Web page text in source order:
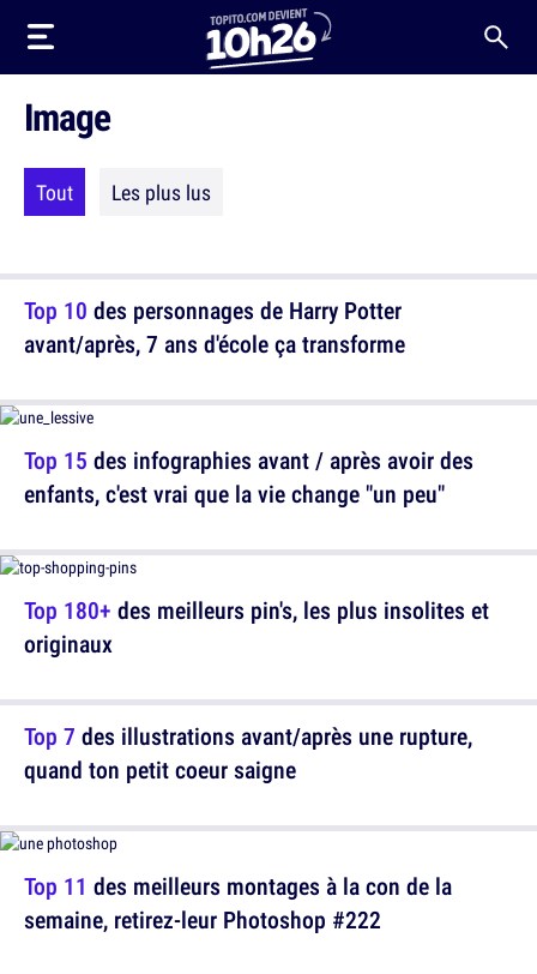
Image
Tout Les plus lus
Top 10 des personnages de Harry Potter
avant/après, 7 ans d'école ça transforme
Top 180+ des meilleurs pin's, les plus insolites et
originaux
Top 11 des meilleurs montages à la con de la
semaine, retirez-leur Photoshop #222
Top 15 des infographies avant / après avoir des
enfants, c'est vrai que la vie change "un peu"
Top 7 des illustrations avant/après une rupture,
quand ton petit coeur saigne